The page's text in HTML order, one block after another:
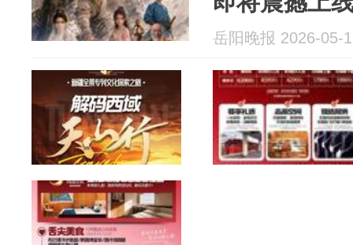
岳阳晚报 2026-05-